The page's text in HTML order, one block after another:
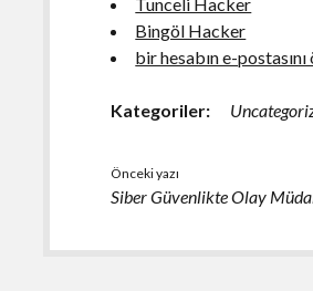
Bingöl Hacker
bir hesabın e-
Kategoriler:
Önceki yazı
Siber Güvenlikte Olay